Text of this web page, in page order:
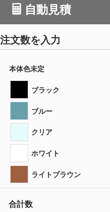
自動見積
注文数を入力
本体色未定
ブラック
ブルー
クリア
ホワイト
ライトブラウン
合計数